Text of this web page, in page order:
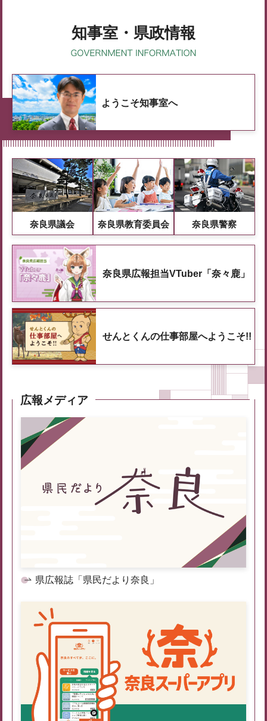
知事室・県政情報
ようこそ知事室へ
奈良県議会 奈良県教育委員会 奈良県警察
奈良県広報担当VTuber「奈々鹿」
せんとくんの仕事部屋へようこそ!!
広報メディア
県広報誌「県民だより奈良」